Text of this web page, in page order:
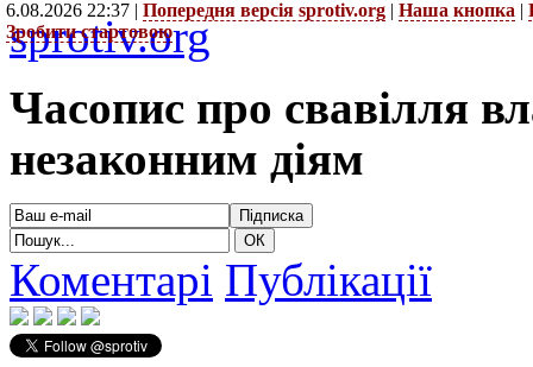
6.08.2026 22:37 | Попередня версія sprotiv.org | Наша кнопка |
Зробити стартовою
sprotiv.org
Часопис про свавілля
незаконним діям
Коментарі Публікації